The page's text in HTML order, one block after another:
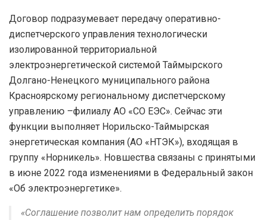
Договор подразумевает передачу оперативно-
диспетчерского управления технологически
изолированной территориальной
электроэнергетической системой Таймырского
Долгано-Ненецкого муниципального района
Красноярскому региональному диспетчерскому
управлению –филиалу АО «СО ЕЭС». Сейчас эти
функции выполняет Норильско-Таймырская
энергетическая компания (АО «НТЭК»), входящая в
группу «Норникель». Новшества связаны с принятыми
в июне 2022 года изменениями в Федеральный закон
«Об электроэнергетике».
«Соглашение позволит нам определить порядок